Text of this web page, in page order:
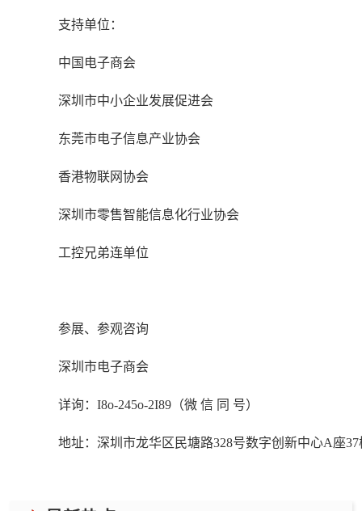
支持单位：
中国电子商会
深圳市中小企业发展促进会
东莞市电子信息产业协会
香港物联网协会
深圳市零售智能信息化行业协会
工控兄弟连单位
参展、参观咨询
深圳市电子商会
详询： I8o-245o-2I89（微 信 同 号）
地址：深圳市龙华区民塘路328号数字创新中心A座37